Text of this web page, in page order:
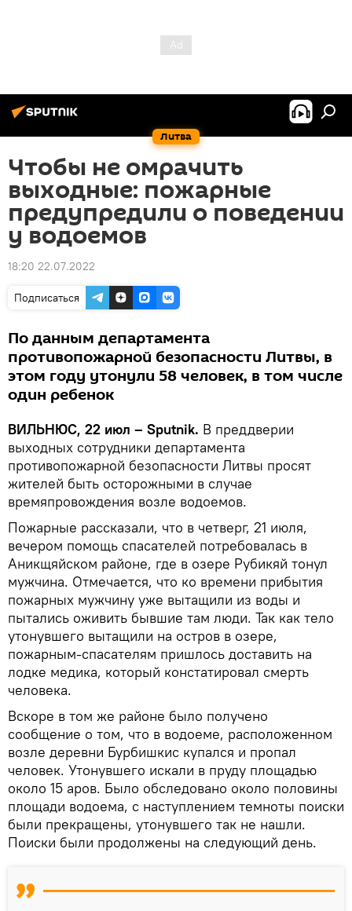
Литва
Чтобы не омрачить
выходные: пожарные
предупредили о поведении
у водоемов
18:20 22.07.2022
Подписаться
По данным департамента
противопожарной безопасности Литвы, в
этом году утонули 58 человек, в том числе
один ребенок
ВИЛЬНЮС, 22 июл – Sputnik. В преддверии
выходных сотрудники департамента
противопожарной безопасности Литвы просят
жителей быть осторожными в случае
времяпровождения возле водоемов.
Пожарные рассказали, что в четверг, 21 июля,
вечером помощь спасателей потребовалась в
Аникщяйском районе, где в озере Рубикяй тонул
мужчина. Отмечается, что ко времени прибытия
пожарных мужчину уже вытащили из воды и
пытались оживить бывшие там люди. Так как тело
утонувшего вытащили на остров в озере,
пожарным-спасателям пришлось доставить на
лодке медика, который констатировал смерть
человека.
Вскоре в том же районе было получено
сообщение о том, что в водоеме, расположенном
возле деревни Бурбишкис купался и пропал
человек. Утонувшего искали в пруду площадью
около 15 аров. Было обследовано около половины
площади водоема, с наступлением темноты поиски
были прекращены, утонувшего так не нашли.
Поиски были продолжены на следующий день.